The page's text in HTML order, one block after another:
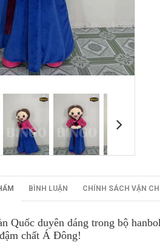
BÌNH LUẬN CHÍNH SÁCH VẬN
Quốc duyên dáng trong bộ
chất Á Đông!